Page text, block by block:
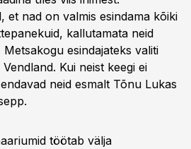
et nad on valmis esindama kõiki
kallutamata neid
Metsakogu esindajateks valiti
Kui neist keegi ei
neid esmalt Tõnu Lukas
töötab välja